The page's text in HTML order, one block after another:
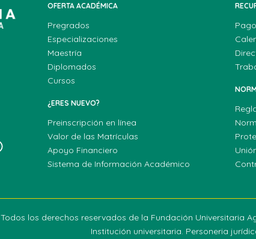
OFERTA ACADÉMICA
Pregrados
Especializaciones
Maestría
Diplomados
Cursos
¿ERES NUEVO?
Preinscripción en línea
Valor de las Matrículas
Apoyo Financiero
Sistema de Información Académico
Todos los derechos reservados de la Fundación Universitaria
Institución universitaria. Personeria